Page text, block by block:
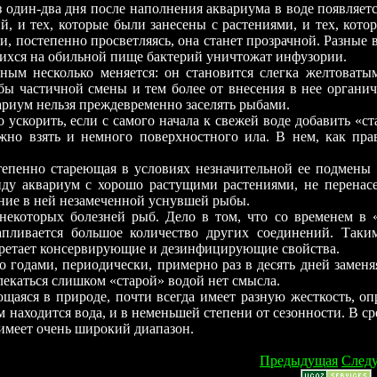
один-два дня после наполнения аквариума в воде
и тех, которые были занесены с растениями, и тех,
постепенно просветляясь, она станет прозрачной.
на обильной пище бактерий уничтожат инфузории.
несколько меняется: он становится слегка
бы частичной смены и тем более от внесения в нее
нельзя преждевременно заселять рыбами.
если с самого начала к свежей воде добавить
взять и немного поверхностного ила. В нем, как
стареющая в условиях незначительной ее
аквариум с хорошо растущими растениями, не
в ней незамеченной уснувшей рыбы.
болезней рыб. Дело в том, что со временем в
большое количество других соединений.
консервирующие и дезинфицирующие свойства.
годами, периодически, примерно раз в десять дней
слишком «старой» водой нет смысла.
в природе, почти всегда имеет разную жесткость,
находится вода, и в неменьшей степени от сезонности.
очень широкий диапазон.
Предыдущая